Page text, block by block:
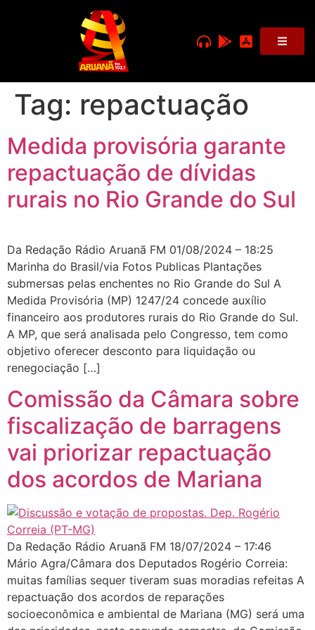
Tag: repactuação
Medida provisória garante
repactuação de dívidas
rurais no Rio Grande do Sul
Da Redação Rádio Aruanã FM 01/08/2024 – 18:25
Marinha do Brasil/via Fotos Publicas Plantações
submersas pelas enchentes no Rio Grande do Sul A
Medida Provisória (MP) 1247/24 concede auxílio
financeiro aos produtores rurais do Rio Grande do Sul.
A MP, que será analisada pelo Congresso, tem como
objetivo oferecer desconto para liquidação ou
renegociação […]
Comissão da Câmara sobre
fiscalização de barragens
vai priorizar repactuação
dos acordos de Mariana
Da Redação Rádio Aruanã FM 18/07/2024 – 17:46
Mário Agra/Câmara dos Deputados Rogério Correia:
muitas famílias sequer tiveram suas moradias refeitas A
repactuação dos acordos de reparações
socioeconômica e ambiental de Mariana (MG) será uma